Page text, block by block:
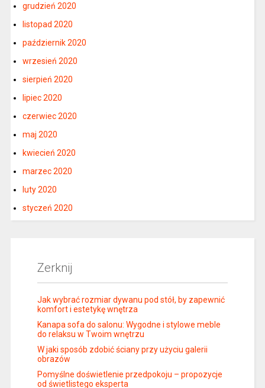
grudzień 2020
listopad 2020
październik 2020
wrzesień 2020
sierpień 2020
lipiec 2020
czerwiec 2020
maj 2020
kwiecień 2020
marzec 2020
luty 2020
styczeń 2020
Zerknij
Jak wybrać rozmiar dywanu pod stół, by zapewnić
komfort i estetykę wnętrza
Kanapa sofa do salonu: Wygodne i stylowe meble
do relaksu w Twoim wnętrzu
W jaki sposób zdobić ściany przy użyciu galerii
obrazów
Pomyślne doświetlenie przedpokoju – propozycje
od świetlistego eksperta